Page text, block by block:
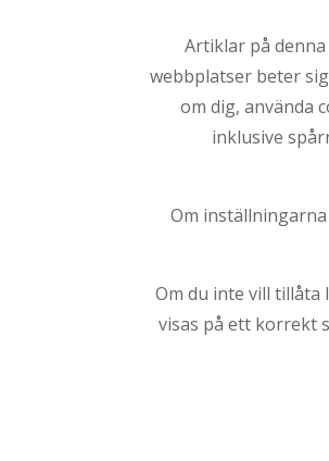
Artiklar på
webbplatser beter
om dig, använda
inklusive
Om
Om du inte vill tillåta
visas på ett korrekt